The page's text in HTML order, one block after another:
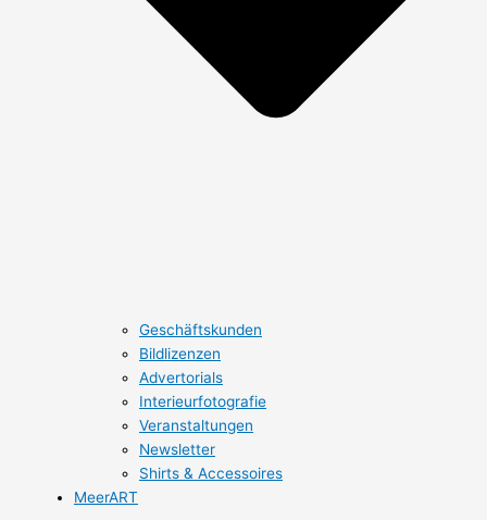
Geschäftskunden
Bildlizenzen
Advertorials
Interieurfotografie
Veranstaltungen
Newsletter
Shirts & Accessoires
MeerART